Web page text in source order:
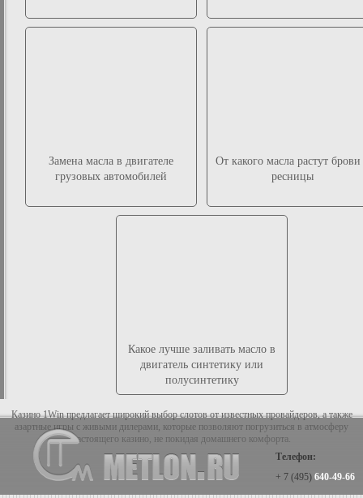
Замена масла в двигателе
грузовых автомобилей
От какого масла растут
ресницы
Какое лучше заливать масло в
двигатель синтетику или
полусинтетику
Казино 1Win предлагает широкий выбор слотов от известных провайдеров, а также
азартные игры с живыми дилерами, которые позволяют погрузиться в атмосферу
настоящего казино, не покидая домашнего комфорта.
Телефон:
+ 7 (495) 640-49-66